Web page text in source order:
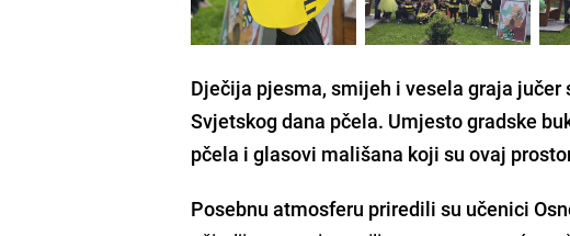
Dječija pjesma, smijeh i vesela graja
Svjetskog dana pčela. Umjesto gradske
pčela i glasovi mališana koji su ovaj
Posebnu atmosferu priredili su učenici